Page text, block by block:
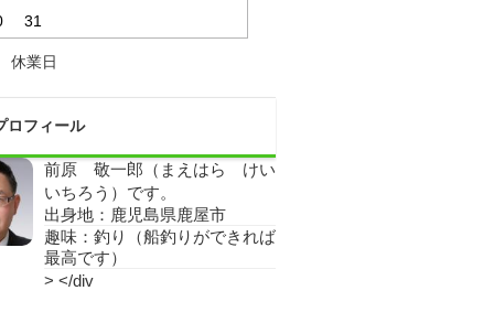
31
休業日
ロフィール
前原 敬一郎（まえはら けい
いちろう）です。
出身地：鹿児島県鹿屋市
趣味：釣り（船釣りができれば
最高です）
> </div